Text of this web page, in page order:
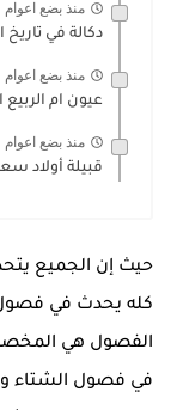
منذ بضع اعوام
دكالة في
منذ بضع اعوام
عيون ام الربيع
منذ بضع اعوام
قبيلة أولاد
حيث إن الجميع
كله يحدث في فصول
الفصول هي
في فصول الشتاء